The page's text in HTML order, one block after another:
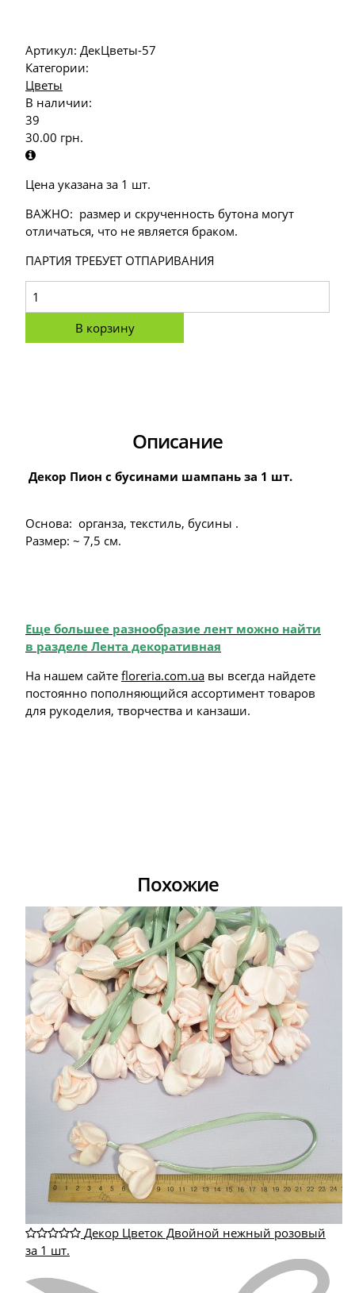
Артикул: ДекЦветы-57
Категории:
Цветы
В наличии:
39
30.00 грн.
Цена указана за 1 шт.
ВАЖНО: размер и скрученность бутона могут
отличаться, что не является браком.
ПАРТИЯ ТРЕБУЕТ ОТПАРИВАНИЯ
В корзину
Описание
Декор Пион с бусинами шампань за 1 шт.
Основа: органза, текстиль, бусины .
Размер: ~ 7,5 см.
Еще большее разнообразие лент можно найти
в разделе Лента декоративная
На нашем сайте floreria.com.ua вы всегда найдете
постоянно пополняющийся ассортимент товаров
для рукоделия, творчества и канзаши.
Похожие
Декор Цветок Двойной нежный розовый
за 1 шт.